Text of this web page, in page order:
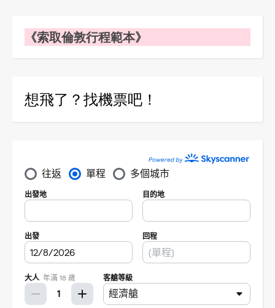
《索取倫敦行程範本》
想飛了？找機票吧！